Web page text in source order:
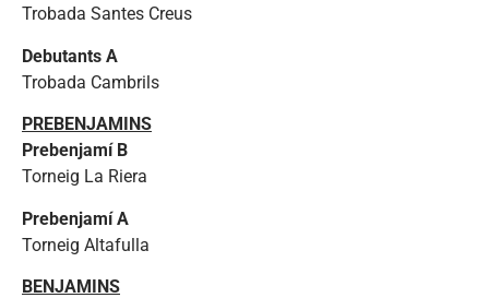
Trobada Santes Creus
Debutants A
Trobada Cambrils
PREBENJAMINS
Prebenjamí B
Torneig La Riera
Prebenjamí A
Torneig Altafulla
BENJAMINS